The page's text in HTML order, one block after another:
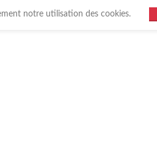
notre utilisation des cookies.